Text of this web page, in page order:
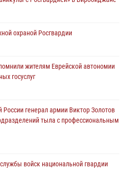
охраной Росгвардии
жителям Еврейской автономии
госуслуг
России генерал армии Виктор Золотов
тыла с профессиональным
войск национальной гвардии